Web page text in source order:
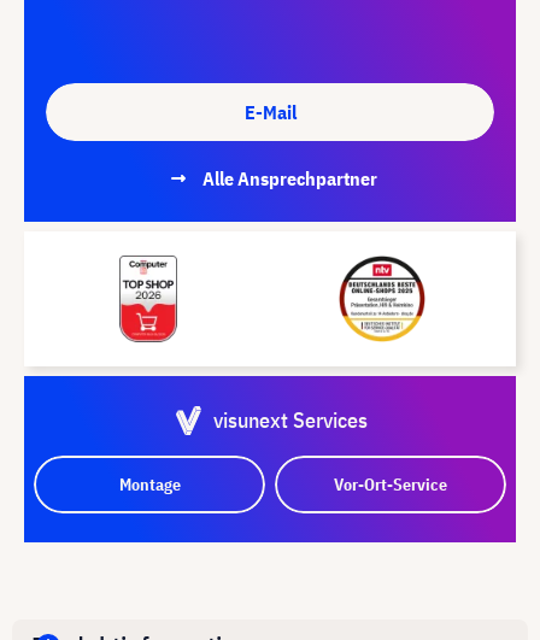
E-Mail
Alle Ansprechpartner
visunext Services
Montage Vor-Ort-Service